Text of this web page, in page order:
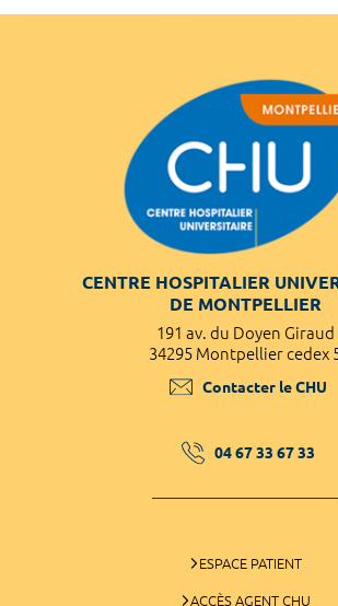
CENTRE HOSPITALIER
DE MONTPELLIER
191 av. du Doyen Giraud
34295 Montpellier cedex
Contacter le CHU
04 67 33 67 33
ESPACE PATIENT
ACCÈS AGENT CHU